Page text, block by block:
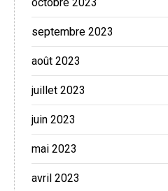
octobre 2023
septembre 2023
août 2023
juillet 2023
juin 2023
mai 2023
avril 2023